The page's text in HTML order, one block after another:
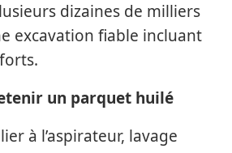
dizaines de milliers
excavation fiable incluant
un parquet huilé
à l’aspirateur, lavage